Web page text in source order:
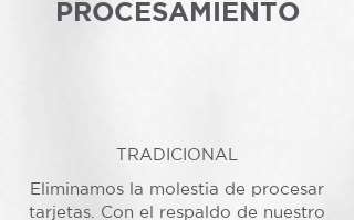
PROCESAMIENTO
TRADICIONAL
Eliminamos la molestia de procesar
tarjetas. Con el respaldo de nuestro